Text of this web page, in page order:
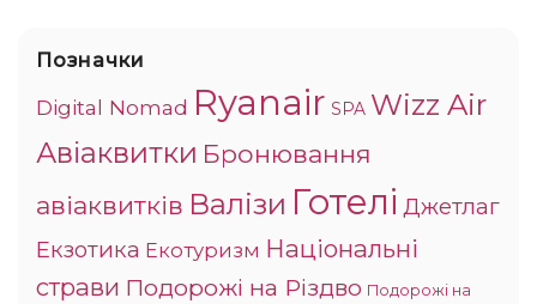
Позначки
Digital Nomad Ryanair SPA Wizz Air
Авіаквитки Бронювання
авіаквитків Валізи Готелі Джетлаг
Екзотика Екотуризм Національні
страви Подорожі на Різдво Подорожі на